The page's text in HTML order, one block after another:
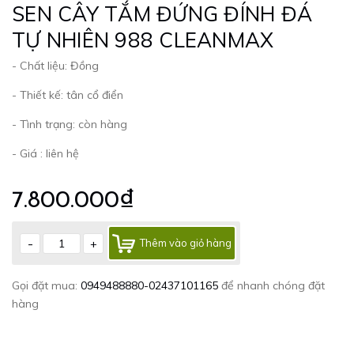
SEN CÂY TẮM ĐỨNG ĐÍNH ĐÁ
TỰ NHIÊN 988 CLEANMAX
- Chất liệu: Đồng
- Thiết kế: tân cổ điển
- Tình trạng: còn hàng
- Giá : liên hệ
7.800.000₫
- + Thêm vào giỏ hàng
Gọi đặt mua: 0949488880-02437101165 để nhanh chóng đặt
hàng